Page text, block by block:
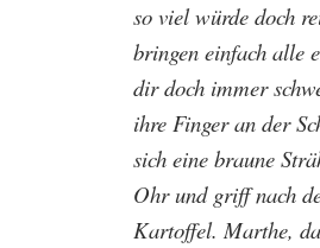
so viel würde doch
bringen einfach alle
dir doch immer
ihre Finger an der
sich eine braune
Ohr und griff nach
Kartoffel. Marthe,